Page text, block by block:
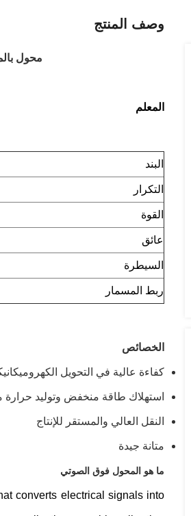
وصف المنتج
محول بالموجات
المعلم
البند
التكرار
القوة
عائق
السيطرة
ربط المسمار
الخصائص
كفاءة عالية في التحويل
استهلاك طاقة منخفض وتوليد
النقل العالي والمستقر للإنتاج
متانة جيدة
ما هو المحول فوق الصوتي
converts electrical signals into